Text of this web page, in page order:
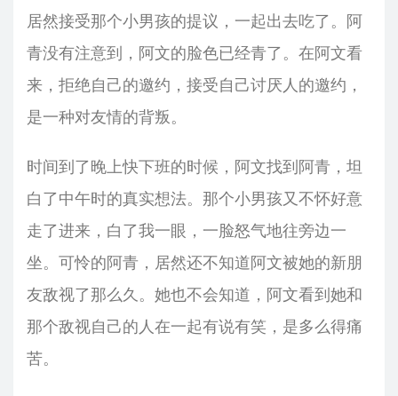
居然接受那个小男孩的提议，一起出去吃了。阿
青没有注意到，阿文的脸色已经青了。在阿文看
来，拒绝自己的邀约，接受自己讨厌人的邀约，
是一种对友情的背叛。
时间到了晚上快下班的时候，阿文找到阿青，坦
白了中午时的真实想法。那个小男孩又不怀好意
走了进来，白了我一眼，一脸怒气地往旁边一
坐。可怜的阿青，居然还不知道阿文被她的新朋
友敌视了那么久。她也不会知道，阿文看到她和
那个敌视自己的人在一起有说有笑，是多么得痛
苦。